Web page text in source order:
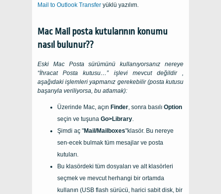
Mail to Outlook Transfer yüklü yazılım.
Mac Mail posta kutularının konumu
nasıl bulunur??
Eski Mac Posta sürümünü kullanıyorsanız nereye
“İhracat Posta kutusu…” işlevi mevcut değildir ,
aşağıdaki işlemleri yapmanız gerekebilir (posta kutusu
başarıyla veriliyorsa, bu atlamak):
Üzerinde Mac, açın Finder, sonra basılı Option
seçin ve tuşuna Go>Library.
Şimdi aç "Mail/Mailboxes"klasör. Bu nereye
sen-ecek bulmak tüm mesajlar ve posta
kutuları.
Bu klasördeki tüm dosyaları ve alt klasörleri
seçmek ve mevcut herhangi bir ortamda
kullanın (USB flash sürücü, harici sabit disk, bir